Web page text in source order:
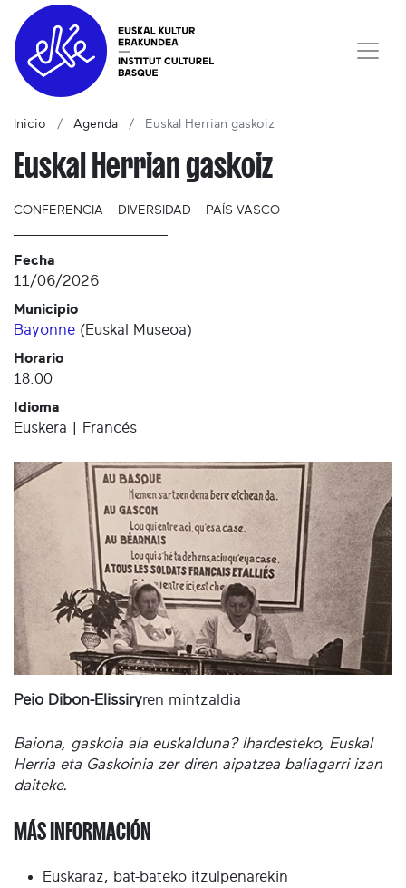
Inicio Agenda Euskal Herrian gaskoiz
Euskal Herrian gaskoiz
CONFERENCIA DIVERSIDAD PAÍS VASCO
Fecha
11/06/2026
Municipio
Bayonne (Euskal Museoa)
Horario
18:00
Idioma
Euskera | Francés
Peio Dibon-Elissiryren mintzaldia
Baiona, gaskoia ala euskalduna? Ihardesteko, Euskal
Herria eta Gaskoinia zer diren aipatzea baliagarri izan
daiteke.
MÁS INFORMACIÓN
Euskaraz, bat-bateko itzulpenarekin